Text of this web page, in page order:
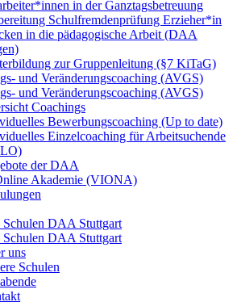
in der Ganztagsbetreuung
Schulfremdenprüfung Erzieher*in
in die pädagogische Arbeit (DAA
zur Gruppenleitung (§7 KiTaG)
und Veränderungscoaching (AVGS)
und Veränderungscoaching (AVGS)
Coachings
Bewerbungscoaching (Up to date)
Einzelcoaching für Arbeitsuchende
der DAA
Akademie (VIONA)
DAA Stuttgart
DAA Stuttgart
uns
Schulen